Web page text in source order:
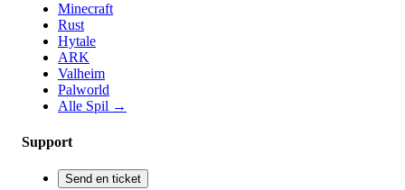
Minecraft
Rust
Hytale
ARK
Valheim
Palworld
Alle Spil →
Support
Send en ticket